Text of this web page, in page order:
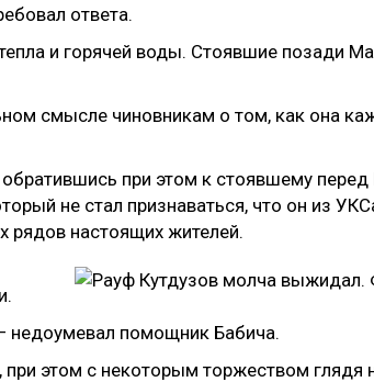
ответа.
и горячей воды. Стоявшие позади
при этом к стоявшему
не стал признаваться, что он из
рядов настоящих жителей.
недоумевал помощник Бабича.
этом с некоторым торжеством глядя